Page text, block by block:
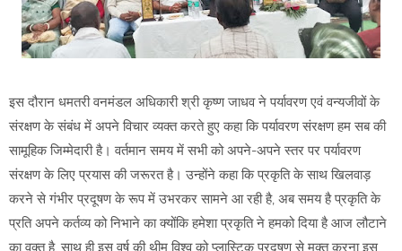
इस दौरान धमतरी वनमंडल अधिकारी श्री कृष्ण जाधव ने पर्यावरण एवं वन्यजीवों के
संरक्षण के संबंध में अपने विचार व्यक्त करते हुए कहा कि पर्यावरण संरक्षण हम सब की
सामूहिक जिम्मेदारी है। वर्तमान समय में सभी को अपने-अपने स्तर पर पर्यावरण
संरक्षण के लिए प्रयास की जरूरत है। उन्होंने कहा कि प्रकृति के साथ खिलवाड़
करने से गंभीर प्रदूषण के रूप में उभरकर सामने आ रही है, अब समय है प्रकृति के
प्रति अपने कर्तव्य को निभाने का क्योंकि हमेशा प्रकृति ने हमको दिया है आज लौटाने
का वक्त है, साथ ही इस वर्ष की थीम विश्व को प्लास्टिक प्रदूषण से मुक्त करना इस